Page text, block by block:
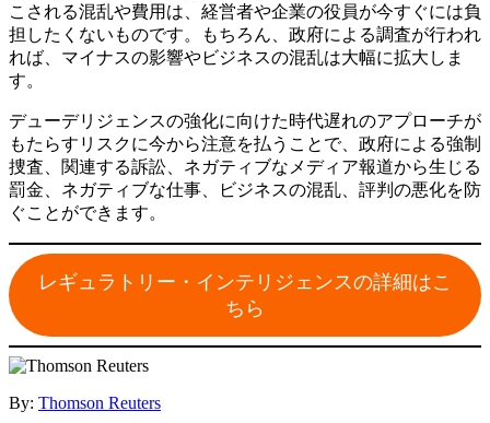
こされる混乱や費用は、経営者や企業の役員が今すぐには負
担したくないものです。もちろん、政府による調査が行われ
れば、マイナスの影響やビジネスの混乱は大幅に拡大しま
す。
デューデリジェンスの強化に向けた時代遅れのアプローチが
もたらすリスクに今から注意を払うことで、政府による強制
捜査、関連する訴訟、ネガティブなメディア報道から生じる
罰金、ネガティブな仕事、ビジネスの混乱、評判の悪化を防
ぐことができます。
レギュラトリー・インテリジェンスの詳細はこ
ちら
By: Thomson Reuters